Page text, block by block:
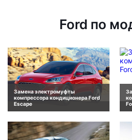
Ford по
Замена электромуфты
компрессора кондиционера Ford
Escape